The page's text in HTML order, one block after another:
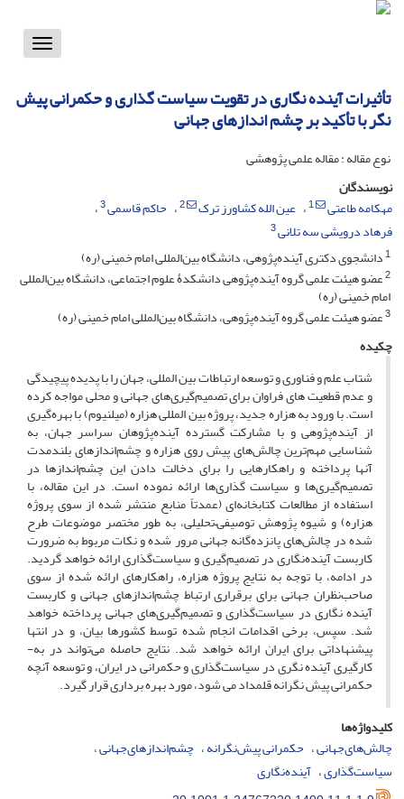
Toggle
تأثیرات آینده نگاری در تقویت سیاست گذاری و حکمرانی پیش
نگر با تأکید بر چشم اندازهای جهانی
نوع مقاله : مقاله علمی پژوهشی
نویسندگان
مهکامه طاعتی
1 عین الله کشاورز ترک 2 حاکم قاسمی3
فرهاد درویشی سه تلانی3
1دانشجوی دکتری آینده‌پژوهی، دانشگاه بین‌المللی امام خمینی (ره)
2عضو هیئت علمی گروه آینده‌پژوهی دانشکدۀ علوم اجتماعی، دانشگاه بین‌المللی
امام خمینی (ره)
3عضو هیئت علمی گروه آینده‌پژوهی، دانشگاه بین‌المللی امام خمینی (ره)
چکیده
شتاب علم و فناوری و توسعه ارتباطات بین المللی، جهان را با پدیده پیچیدگی
و عدم قطعیت های فراوان برای تصمیم‌گیری‌های جهانی و محلی مواجه کرده
است. با ورود به هزاره جدید، پروژه بین المللی هزاره (میلنیوم) با بهره‌گیری
از آینده‌پژوهی و با مشارکت گسترده آینده‌پژوهان سراسر جهان، به
شناسایی مهم‌ترین چالش‌های پیش روی هزاره و چشم‌اندازهای بلندمدت
آنها پرداخته و راهکارهایی را برای دخالت دادن این چشم‌اندازها در
تصمیم‌گیری‌ها و سیاست گذاری‌ها ارائه نموده است. در این مقاله، با
استفاده از مطالعات کتابخانه‌ای (عمدتاً منابع منتشر شده از سوی پروژه
هزاره) و شیوه پژوهش توصیفی–تحلیلی، به طور مختصر موضوعات طرح
شده در چالش‌های پانزده‌گانه جهانی مرور شده و نکات مربوط به ضرورت
کاربست آینده‌نگاری در تصمیم‌گیری و سیاست‌گذاری ارائه خواهد گردید.
در ادامه، با توجه به نتایج پروژه هزاره، راهکارهای ارائه شده از سوی
صاحب‌نظران جهانی برای برقراری ارتباط چشم‌اندازهای جهانی و کاربست
آینده نگاری در سیاست‌گذاری و تصمیم‌گیری‌های جهانی پرداخته خواهد
شد. سپس، برخی اقدامات انجام شده توسط کشورها بیان، و در انتها
پیشنهاداتی برای ایران ارائه خواهد شد. نتایج حاصله می‌تواند در به-
کارگیری آینده نگری در سیاست‌گذاری و حکمرانی در ایران، و توسعه آنچه
حکمرانی پیش نگرانه قلمداد می شود، مورد بهره برداری قرار گیرد.
کلیدواژه‌ها
چالش‌های‌جهانی حکمرانی پیش‌نگرانه چشم‌اندازهای‌‌جهانی
سیاست‌گذاری آینده‌نگاری